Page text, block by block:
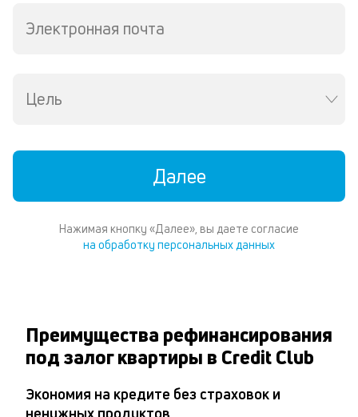
Электронная почта
Цель
Далее
Нажимая кнопку «Далее», вы даете согласие
на обработку персональных данных
Преимущества рефинансирования
под залог квартиры в Credit Club
Экономия на кредите без страховок и
ненужных продуктов